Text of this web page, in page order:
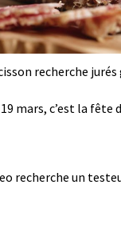
recherche
mars, c’est la fête
recherche un